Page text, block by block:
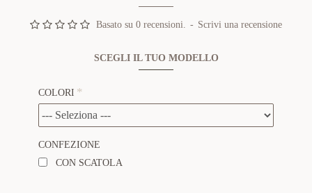
Basato su 0 recensioni. - Scrivi una recensione
SCEGLI IL TUO MODELLO
COLORI
CONFEZIONE
CON SCATOLA